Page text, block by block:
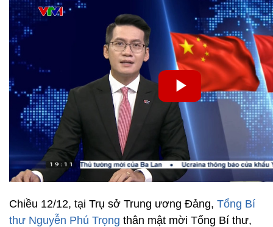
Chiều 12/12, tại Trụ sở Trung ương Đảng, Tổng Bí
thư Nguyễn Phú Trọng thân mật mời Tổng Bí thư,